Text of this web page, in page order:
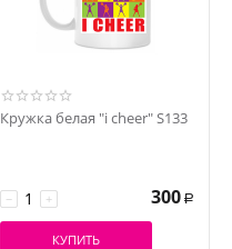
Кружка белая "i cheer" S133
+
− 300 Р
КУПИТЬ